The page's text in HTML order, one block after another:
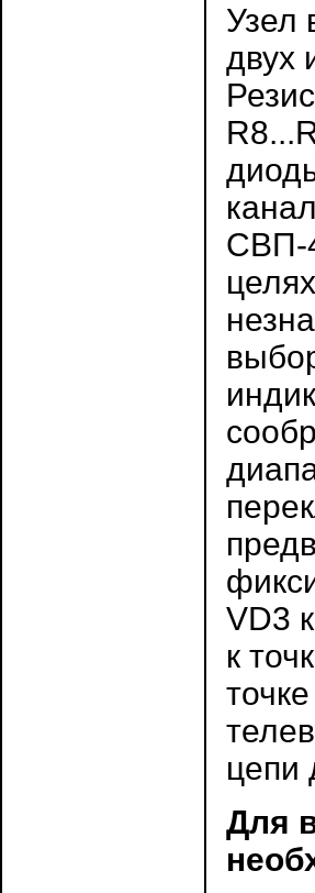
Узел
двух
СВП-
VD3
к
цепи
Для